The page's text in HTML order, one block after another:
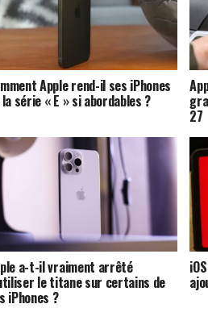
Apple rend-il ses iPhones
la série « E » si abordables ?
27
a-t-il vraiment arrêté
le titane sur certains de
iPhones ?